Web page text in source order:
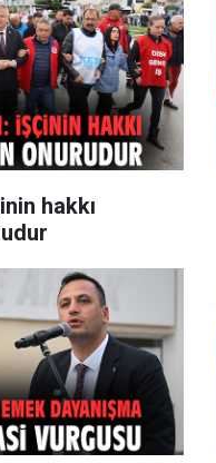
hakkı